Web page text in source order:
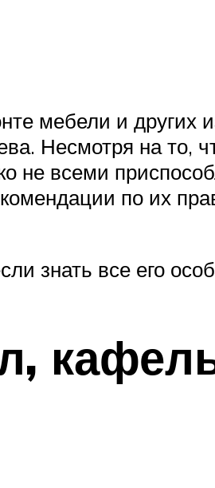
мебели и других
Несмотря на то,
не всеми
по их
знать все его